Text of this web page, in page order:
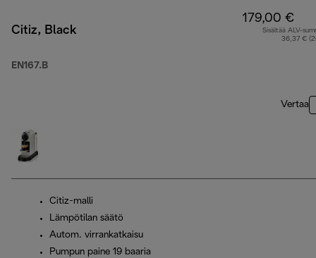
Citiz, Black
EN167.B
179,00 €
Sisältää ALV-
36,37 €
Vertaa
Citiz-malli
Lämpötilan säätö
Autom. virrankatkaisu
Pumpun paine 19 baaria